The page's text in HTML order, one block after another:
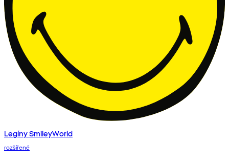
Legíny SmileyWorld
rozšířené